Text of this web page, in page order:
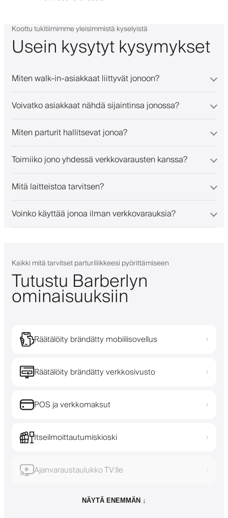
Koottu tukitiimimme yleisimmistä kyselyistä
Usein kysytyt kysymykset
Miten walk-in-asiakkaat liittyvät jonoon?
Voivatko asiakkaat nähdä sijaintinsa jonossa?
Miten parturit hallitsevat jonoa?
Toimiiko jono yhdessä verkkovarausten kanssa?
Mitä laitteistoa tarvitsen?
Voinko käyttää jonoa ilman verkkovarauksia?
Kaikki mitä tarvitset parturiliikkeesi pyörittämiseen
Tutustu Barberlyn
ominaisuuksiin
Räätälöity brändätty mobiilisovellus ›
Räätälöity brändätty verkkosivusto ›
POS ja verkkomaksut ›
Itseilmoittautumiskioski ›
Ajanvaraustaulukko TV:lle ›
NÄYTÄ ENEMMÄN ↓